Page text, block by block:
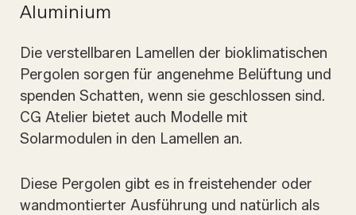
Aluminium
Die verstellbaren Lamellen der bioklimatischen
Pergolen sorgen für angenehme Belüftung und
spenden Schatten, wenn sie geschlossen sind.
CG Atelier bietet auch Modelle mit
Solarmodulen in den Lamellen an.
Diese Pergolen gibt es in freistehender oder
wandmontierter Ausführung und natürlich als